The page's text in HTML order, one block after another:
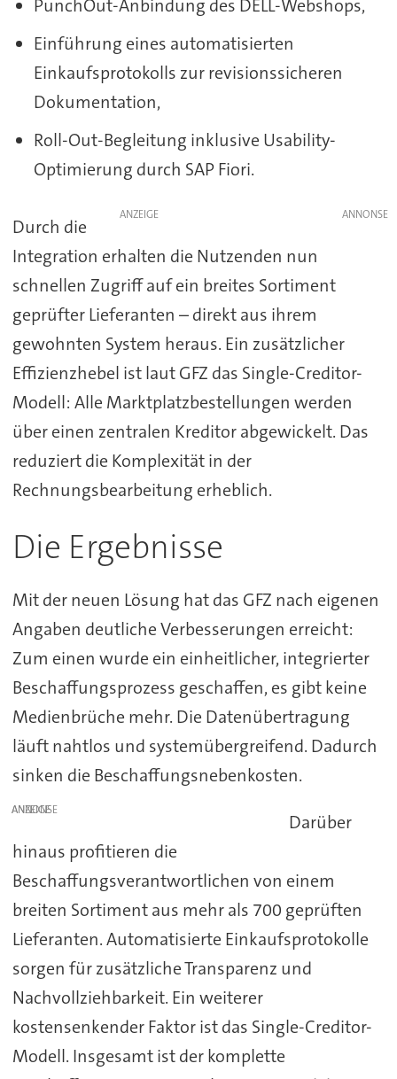
PunchOut-Anbindung des DELL-Webshops,
Einführung eines automatisierten
Einkaufsprotokolls zur revisionssicheren
Dokumentation,
Roll-Out-Begleitung inklusive Usability-
Optimierung durch SAP Fiori.
ANZEIGE
Durch die
Integration erhalten die Nutzenden nun
schnellen Zugriff auf ein breites Sortiment
geprüfter Lieferanten – direkt aus ihrem
gewohnten System heraus. Ein zusätzlicher
Effizienzhebel ist laut GFZ das Single-Creditor-
Modell: Alle Marktplatzbestellungen werden
über einen zentralen Kreditor abgewickelt. Das
reduziert die Komplexität in der
Rechnungsbearbeitung erheblich.
Die Ergebnisse
Mit der neuen Lösung hat das GFZ nach eigenen
Angaben deutliche Verbesserungen erreicht:
Zum einen wurde ein einheitlicher, integrierter
Beschaffungsprozess geschaffen, es gibt keine
Medienbrüche mehr. Die Datenübertragung
läuft nahtlos und systemübergreifend. Dadurch
sinken die Beschaffungsnebenkosten.
ANZEIGE
Darüber
hinaus profitieren die
Beschaffungsverantwortlichen von einem
breiten Sortiment aus mehr als 700 geprüften
Lieferanten. Automatisierte Einkaufsprotokolle
sorgen für zusätzliche Transparenz und
Nachvollziehbarkeit. Ein weiterer
kostensenkender Faktor ist das Single-Creditor-
Modell. Insgesamt ist der komplette